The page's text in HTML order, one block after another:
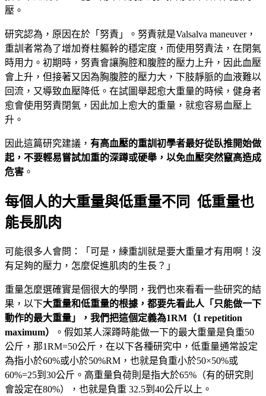
壓。
研究認為，原因在於「努責」。努責就是Valsalva maneuver，
重訓者常為了增加脊柱軀幹的穩定度，而使用努責法，在閉氣
時用力。初期時，努責會讓胸腔和腹腔的壓力上升，因此血壓
會上升，但接著又因為胸腹腔的壓力大，下肢靜脈的血液難以
回流，又導致血壓降低。在試圖舉起愈大重量的時候，健身者
愈會使用努責閉氣，因此加上愈大的重量，就愈容易血壓上
升。
因此這篇研究建議， 有高血壓的重訓初學者最好從臥推開始做
起，不要輕易嘗試加重的深蹲或硬舉，以免血壓突然竄高造成
危害 。
每個人的大重量與低重量不同 低重量也
能長肌肉
可能很多人會問：「可是，練重訓就是要大重量才有用啊！沒
有足夠的壓力，怎麼促進肌肉的生長？」
重量怎麼選確實是個很大的學問，我們也來看看一些研究的結
果，以下大重量和低重量的根據，都要先看此人「只能做一下
動作的最大重量」，我們把這個定義為1RM（1 repetition
maximum）
。假如某人深蹲時能做一下的最大重量是負重50
公斤，那1RM=50公斤，在以下各種研究中，低重量通常設定
為指小於60%或小於50%RM，也就是負重小於50×50%或
60%=25到30公斤。高重量負荷則是指大於65%（有的研究則
會設定在80%），也就是負重 32.5到40公斤以上。